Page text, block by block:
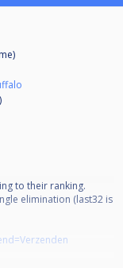
)
to their ranking.
elimination (last32 is